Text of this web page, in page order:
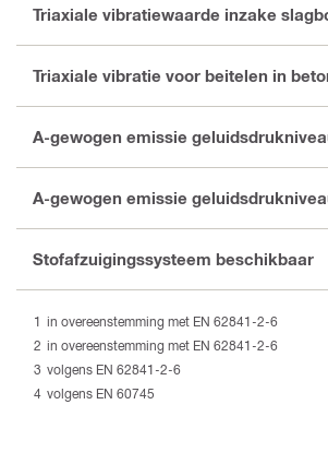
Triaxiale vibratiewaarde inzake
Triaxiale vibratie voor beitelen in
A-gewogen emissie
A-gewogen emissie
Stofafzuigingssysteem beschikbaar
in overeenstemming met EN 62841-2-6
in overeenstemming met EN 62841-2-6
volgens EN 62841-2-6
volgens EN 60745